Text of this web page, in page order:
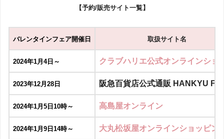
【予約/販売サイト一覧】
バレンタインフェア開催日 取扱サイト名
2024年1月4日～ クラブハリエ公式オンラインショ
2023年12月28日 阪急百貨店公式通販 HANKYU
2024年1月5日10時～ 高島屋オンライン
2024年1月9日14時～ 大丸松坂屋オンラインショッピン